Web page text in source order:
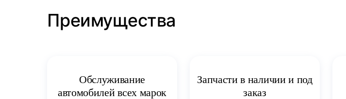
Преимущества
Обслуживание
автомобилей всех марок
Запчасти в наличии и под
заказ